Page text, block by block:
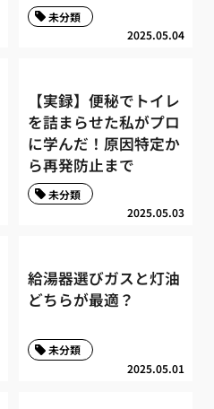
2025.05.04
未分類
【実録】便秘でトイレ
を詰まらせた私がプロ
に学んだ！原因特定か
ら再発防止まで
2025.05.03
未分類
給湯器選びガスと灯油
どちらが最適？
2025.05.01
未分類